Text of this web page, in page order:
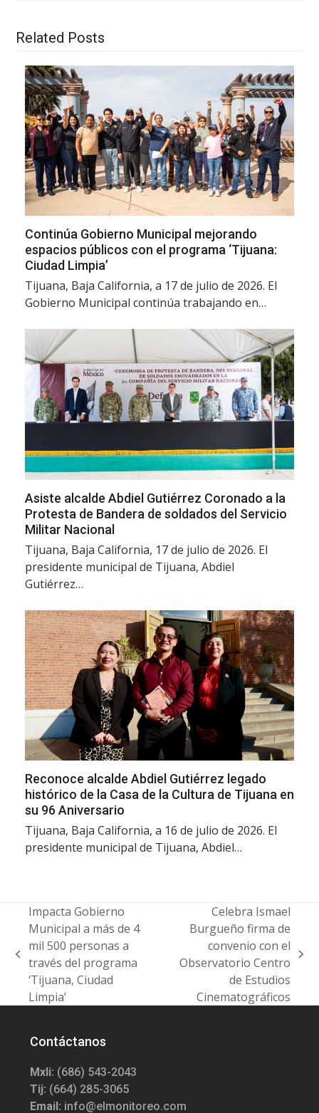
Related Posts
Continúa Gobierno Municipal mejorando
espacios públicos con el programa ‘Tijuana:
Ciudad Limpia’
Tijuana, Baja California, a 17 de julio de 2026. El
Gobierno Municipal continúa trabajando en…
Asiste alcalde Abdiel Gutiérrez Coronado a la
Protesta de Bandera de soldados del Servicio
Militar Nacional
Tijuana, Baja California, 17 de julio de 2026. El
presidente municipal de Tijuana, Abdiel
Gutiérrez…
Reconoce alcalde Abdiel Gutiérrez legado
histórico de la Casa de la Cultura de Tijuana en
su 96 Aniversario
Tijuana, Baja California, a 16 de julio de 2026. El
presidente municipal de Tijuana, Abdiel…
previous
post:
Impacta Gobierno
Municipal a más de 4
mil 500 personas a
través del programa
‘Tijuana, Ciudad
Limpia’
next
Celebra Ismael
Burgueño firma de
convenio con el
Observatorio Centro
de Estudios
Cinematográficos
Contáctanos
Mxli: (686) 543-2043
Tij: (664) 285-3065
Email: info@elmonitoreo.com